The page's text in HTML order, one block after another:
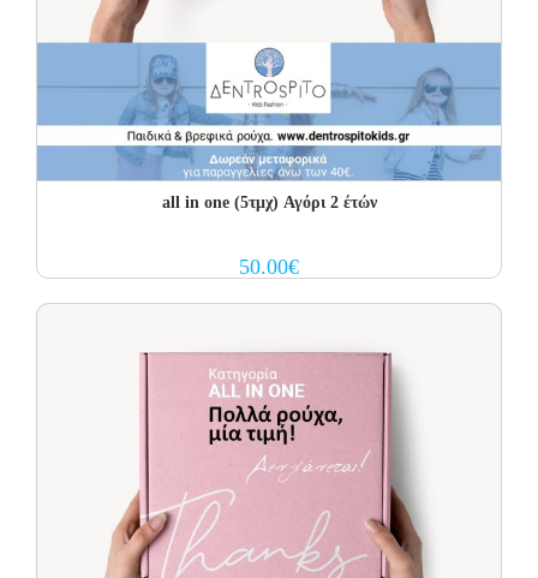
all in one (5τμχ) Αγόρι 2 έτών
50.00€